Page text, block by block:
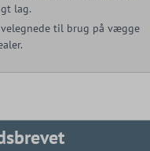
lag.
til brug på vægge